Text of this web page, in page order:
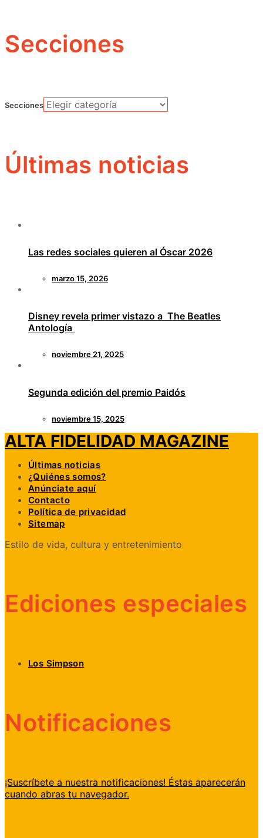
Secciones
Secciones
Últimas noticias
Las redes sociales quieren al Óscar 2026
marzo 15, 2026
Disney revela primer vistazo a The Beatles
Antología
noviembre 21, 2025
Segunda edición del premio Paidós
noviembre 15, 2025
ALTA FIDELIDAD MAGAZINE
Últimas noticias
¿Quiénes somos?
Anúnciate aquí
Contacto
Política de privacidad
Sitemap
Estilo de vida, cultura y entretenimiento
Ediciones especiales
Los Simpson
Notificaciones
¡Suscríbete a nuestra notificaciones! Éstas aparecerán
cuando abras tu navegador.